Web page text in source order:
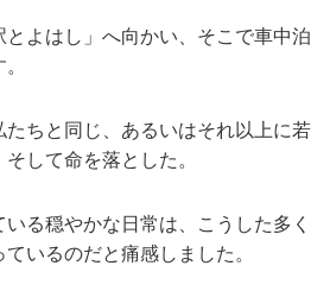
よはし」へ向かい、そこで車中泊
ちと同じ、あるいはそれ以上に若
して命を落とした。
る穏やかな日常は、こうした多く
いるのだと痛感しました。